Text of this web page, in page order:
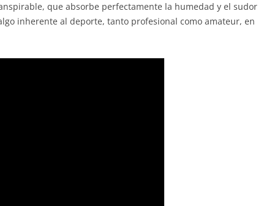
que absorbe perfectamente la humedad y el sudor
inherente al deporte, tanto profesional como amateur, en